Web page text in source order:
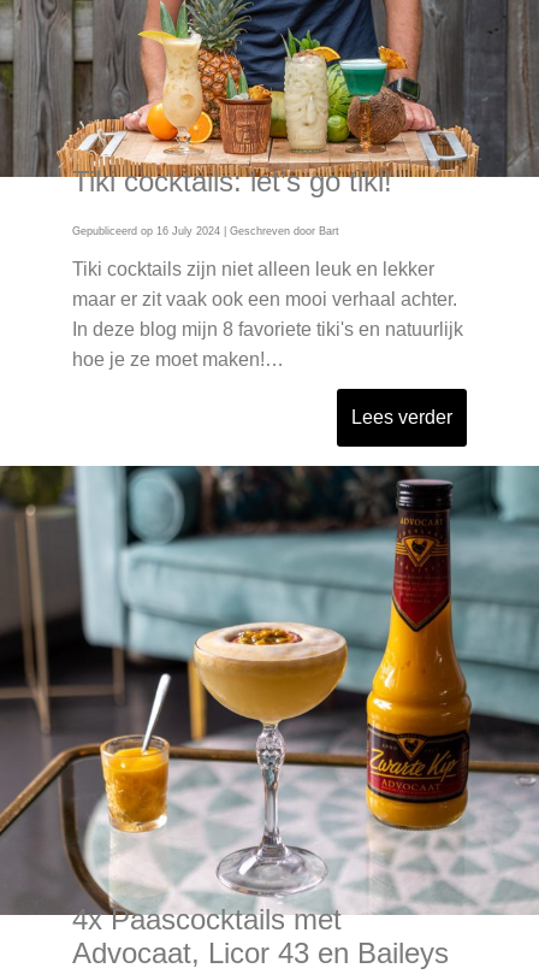
Tiki cocktails: let’s go tiki!
Gepubliceerd op 16 July 2024 | Geschreven door Bart
Tiki cocktails zijn niet alleen leuk en lekker
maar er zit vaak ook een mooi verhaal achter.
In deze blog mijn 8 favoriete tiki's en natuurlijk
hoe je ze moet maken!…
Lees verder
4x Paascocktails met
Advocaat, Licor 43 en Baileys